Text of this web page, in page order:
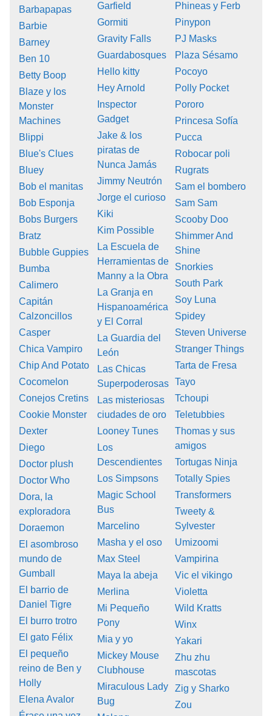
Barbapapas
Barbie
Barney
Ben 10
Betty Boop
Blaze y los
Monster
Machines
Blippi
Blue's Clues
Bluey
Bob el manitas
Bob Esponja
Bobs Burgers
Bratz
Bubble Guppies
Bumba
Calimero
Capitán
Calzoncillos
Casper
Chica Vampiro
Chip And Potato
Cocomelon
Conejos Cretins
Cookie Monster
Dexter
Diego
Doctor plush
Doctor Who
Dora, la
exploradora
Doraemon
El asombroso
mundo de
Gumball
El barrio de
Daniel Tigre
El burro trotro
El gato Félix
El pequeño
reino de Ben y
Holly
Elena Avalor
Garfield
Gormiti
Gravity Falls
Guardabosques
Hello kitty
Hey Arnold
Inspector
Gadget
Jake & los
piratas de
Nunca Jamás
Jimmy Neutrón
Jorge el curioso
Kiki
Kim Possible
La Escuela de
Herramientas de
Manny a la Obra
La Granja en
Hispanoamérica
y El Corral
La Guardia del
León
Las Chicas
Superpoderosas
Las misteriosas
ciudades de oro
Looney Tunes
Los
Descendientes
Los Simpsons
Magic School
Bus
Marcelino
Masha y el oso
Max Steel
Maya la abeja
Merlina
Mi Pequeño
Pony
Mia y yo
Mickey Mouse
Clubhouse
Miraculous Lady
Bug
Phineas y Ferb
Pinypon
PJ Masks
Plaza Sésamo
Pocoyo
Polly Pocket
Pororo
Princesa Sofía
Pucca
Robocar poli
Rugrats
Sam el bombero
Sam Sam
Scooby Doo
Shimmer And
Shine
Snorkies
South Park
Soy Luna
Spidey
Steven Universe
Stranger Things
Tarta de Fresa
Tayo
Tchoupi
Teletubbies
Thomas y sus
amigos
Tortugas Ninja
Totally Spies
Transformers
Tweety &
Sylvester
Umizoomi
Vampirina
Vic el vikingo
Violetta
Wild Kratts
Winx
Yakari
Zhu zhu
mascotas
Zig y Sharko
Zou